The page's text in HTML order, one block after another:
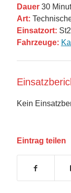
Dauer30
Art:
Einsatzort:
Fahrzeuge:
Kein
Eintrag teilen